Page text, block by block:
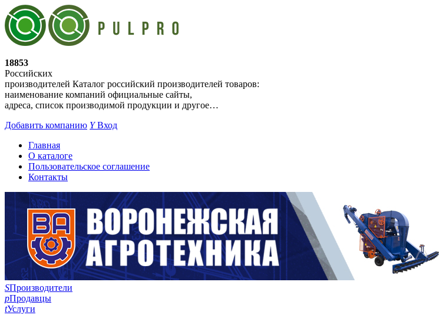
18853
Российских
производителей Каталог российский производителей товаров:
наименование компаний официальные сайты,
адреса, список производимой продукции и другое…
Добавить компанию YВход
Главная
О каталоге
Пользовательское соглашение
Контакты
SПроизводители
pПродавцы
tУслуги